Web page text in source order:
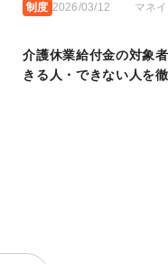
制度 2026/03/12 マネ
介護休業給付金の対象
きる人・できない人を